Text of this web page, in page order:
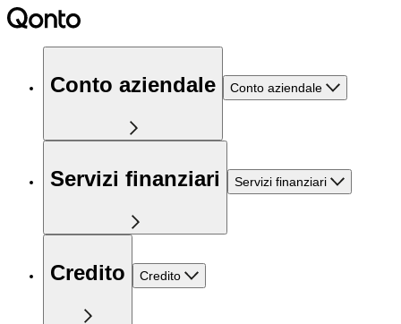
Conto aziendale Conto aziendale
Servizi finanziari Servizi finanziari
Credito Credito